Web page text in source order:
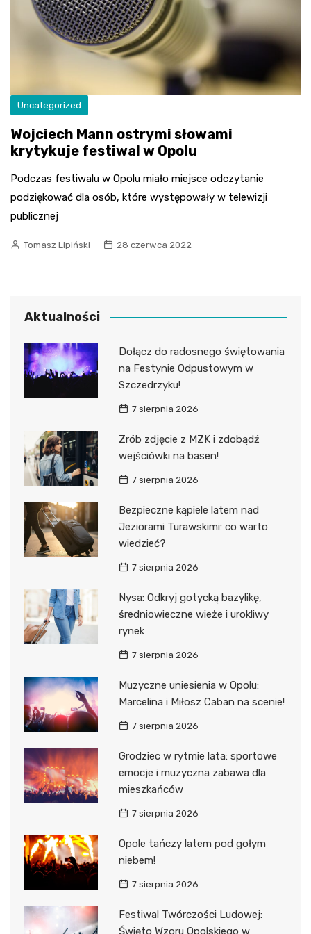
Uncategorized
Wojciech Mann ostrymi słowami
krytykuje festiwal w Opolu
Podczas festiwalu w Opolu miało miejsce odczytanie
podziękować dla osób, które występowały w telewizji
publicznej
Tomasz Lipiński 28 czerwca 2022
Aktualności
Dołącz do radosnego świętowania
na Festynie Odpustowym w
Szczedrzyku!
7 sierpnia 2026
Zrób zdjęcie z MZK i zdobądź
wejściówki na basen!
7 sierpnia 2026
Bezpieczne kąpiele latem nad
Jeziorami Turawskimi: co warto
wiedzieć?
7 sierpnia 2026
Nysa: Odkryj gotycką bazylikę,
średniowieczne wieże i urokliwy
rynek
7 sierpnia 2026
Muzyczne uniesienia w Opolu:
Marcelina i Miłosz Caban na scenie!
7 sierpnia 2026
Grodziec w rytmie lata: sportowe
emocje i muzyczna zabawa dla
mieszkańców
7 sierpnia 2026
Opole tańczy latem pod gołym
niebem!
7 sierpnia 2026
Festiwal Twórczości Ludowej:
Święto Wzoru Opolskiego w